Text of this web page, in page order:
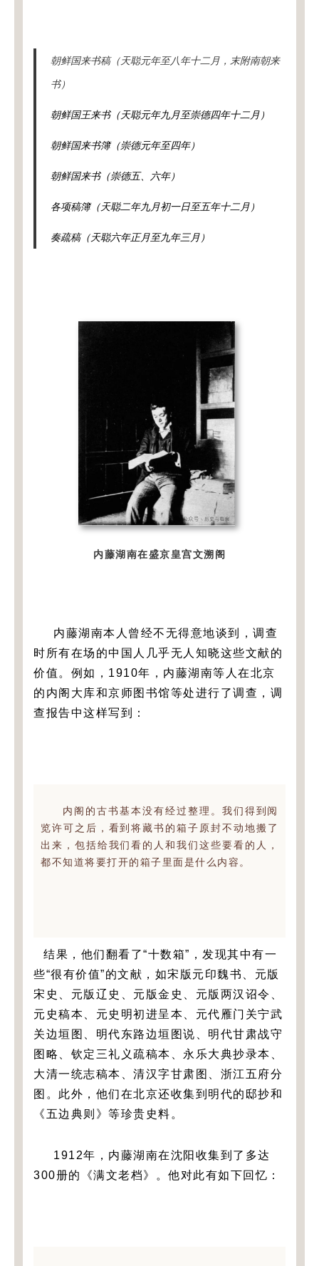
朝鲜国来书稿（天聪元年至八年十二月，末附南朝来
书）
朝鲜国王来书（天聪元年九月至崇德四年十二月）
朝鲜国来书簿（崇德元年至四年）
朝鲜国来书（崇德五、六年）
各项稿簿（天聪二年九月初一日至五年十二月）
奏疏稿（天聪六年正月至九年三月）
内藤湖南在盛京皇宫文溯阁
内藤湖南本人曾经不无得意地谈到，调查
时所有在场的中国人几乎无人知晓这些文献的
价值。例如，1910年，内藤湖南等人在北京
的内阁大库和京师图书馆等处进行了调查，调
查报告中这样写到：
内阁的古书基本没有经过整理。我们得到阅
览许可之后，看到将藏书的箱子原封不动地搬了
出来，包括给我们看的人和我们这些要看的人，
都不知道将要打开的箱子里面是什么内容。
结果，他们翻看了“十数箱”，发现其中有一
些“很有价值”的文献，如宋版元印魏书、元版
宋史、元版辽史、元版金史、元版两汉诏令、
元史稿本、元史明初进呈本、元代雁门关宁武
关边垣图、明代东路边垣图说、明代甘肃战守
图略、钦定三礼义疏稿本、永乐大典抄录本、
大清一统志稿本、清汉字甘肃图、浙江五府分
图。此外，他们在北京还收集到明代的邸抄和
《五边典则》等珍贵史料。
1912年，内藤湖南在沈阳收集到了多达
300册的《满文老档》。他对此有如下回忆：